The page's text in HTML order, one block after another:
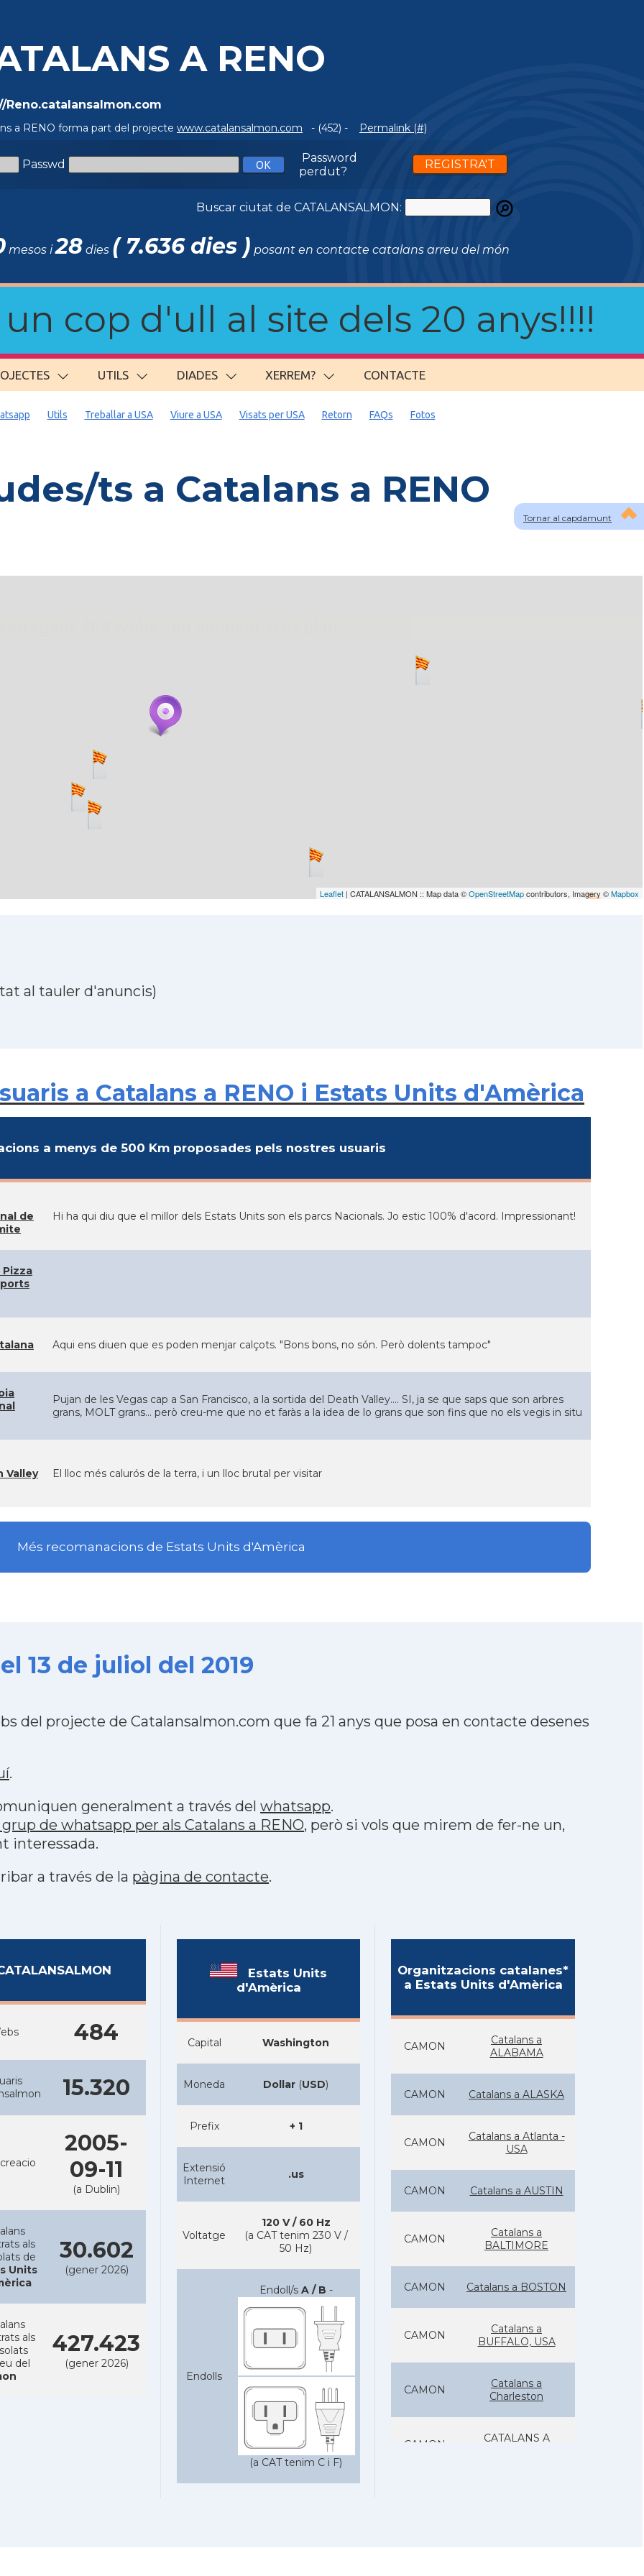
A RENO
Reno.catalansalmon.com
a RENO forma part del projecte www.catalansalmon.com - (452) - Permalink (#)
Passwd
Password
perdut?
REGISTRA'T
Buscar ciutat de CATALANSALMON:
mesos i28 dies ( 7.636 dies ) posant en contacte catalans arreu del món
cop d'ull al site dels 20 anys!!!!
UTILS DIADES XERREM? CONTACTE
Tornar al capdamunt
Utils Treballar a USA Viure a USA Visats per USA Retorn FAQs Fotos
ts a Catalans a RENO
Leaflet | CATALANSALMON :: Map data ©OpenStreetMapcontributors, Imagery ©Mapbox
al tauler d'anuncis)
a Catalans a RENO i Estats Units d'Amèrica
a menys de 500 Km proposades pels nostres usuaris
de
Hi ha qui diu que el millor dels Estats Units son els parcs Nacionals. Jo estic 100% d'acord. Impressionant!
Pizza
Aqui ens diuen que es poden menjar calçots. "Bons bons, no són. Però dolents tampoc"
Pujan de les Vegas cap a San Francisco, a la sortida del Death Valley.... SI, ja se que saps que son arbres
grans, MOLT grans... però creu-me que no et faràs a la idea de lo grans que son fins que no els vegis in situ
Valley El lloc més calurós de la terra, i un lloc brutal per visitar
Més recomanacions de Estats Units d'Amèrica
13 de juliol del 2019
del projecte de Catalansalmon.com que fa 21 anys que posa en contacte desenes
.
generalment a través del whatsapp.
de whatsapp per als Catalans a RENO, però si vols que mirem de fer-ne un,
interessada.
a través de la pàgina de contacte.
484
15.320
2005-
09-11
(a Dublin)
als
de
Units
30.602
(gener 2026)
als
del
427.423
(gener 2026)
Estats Units
d'Amèrica
Capital Washington
Moneda Dollar (USD)
Prefix + 1
Extensió
Internet
.us
Voltatge
120 V / 60 Hz
(a CAT tenim 230 V /
50 Hz)
Endolls
Endoll/s A / B -
(a CAT tenim C i F)
Organitzacions catalanes*
a Estats Units d'Amèrica
CAMON
Catalans a
ALABAMA
CAMON Catalans a ALASKA
CAMON
Catalans a Atlanta -
USA
CAMON Catalans a AUSTIN
CAMON
Catalans a
BALTIMORE
CAMON Catalans a BOSTON
CAMON
Catalans a
BUFFALO, USA
CAMON
Catalans a
Charleston
CAMON
CATALANS A